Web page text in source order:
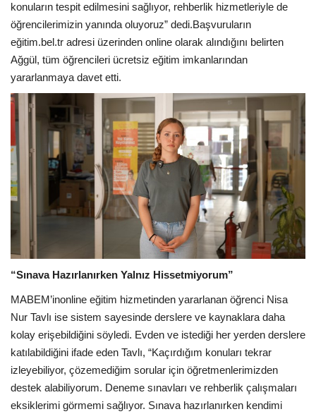
konuların tespit edilmesini sağlıyor, rehberlik hizmetleriyle de
öğrencilerimizin yanında oluyoruz” dedi.Başvuruların
eğitim.bel.tr adresi üzerinden online olarak alındığını belirten
Ağgül, tüm öğrencileri ücretsiz eğitim imkanlarından
yararlanmaya davet etti.
“Sınava Hazırlanırken Yalnız Hissetmiyorum”
MABEM’inonline eğitim hizmetinden yararlanan öğrenci Nisa
Nur Tavlı ise sistem sayesinde derslere ve kaynaklara daha
kolay erişebildiğini söyledi. Evden ve istediği her yerden derslere
katılabildiğini ifade eden Tavlı, “Kaçırdığım konuları tekrar
izleyebiliyor, çözemediğim sorular için öğretmenlerimizden
destek alabiliyorum. Deneme sınavları ve rehberlik çalışmaları
eksiklerimi görmemi sağlıyor. Sınava hazırlanırken kendimi